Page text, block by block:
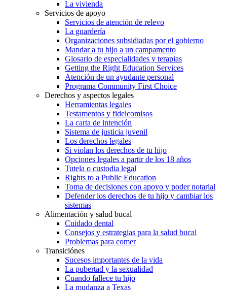
La vivienda
Servicios de apoyo
Servicios de atención de relevo
La guardería
Organizaciones subsidiadas por el gobierno
Mandar a tu hijo a un campamento
Glosario de especialidades y terapias
Getting the Right Education Services
Atención de un ayudante personal
Programa Community First Choice
Derechos y aspectos legales
Herramientas legales
Testamentos y fideicomisos
La carta de intención
Sistema de justicia juvenil
Los derechos legales
Si violan los derechos de tu hijo
Opciones legales a partir de los 18 años
Tutela o custodia legal
Rights to a Public Education
Toma de decisiones con apoyo y poder notarial
Defender los derechos de tu hijo y cambiar los
sistemas
Alimentación y salud bucal
Cuidado dental
Consejos y estrategias para la salud bucal
Problemas para comer
Transiciónes
Sucesos importantes de la vida
La pubertad y la sexualidad
Cuando fallece tu hijo
La mudanza a Texas